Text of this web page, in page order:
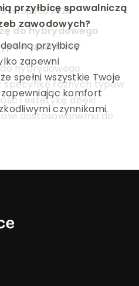
3 listopada 2023
par może ocalić
i porady
dla par może
i umocnienia Twojego
technikach i
Ci zrozumieć i
przyłbicę spawalniczą
zawodowych?
przyłbicę
zapewni
spełni wszystkie Twoje
komfort
czynnikami.
9 listopada 2024
do hybrydowego
paznokci?
hybrydowego
specyfikę różnych typów
i estetykę dzięki
dostosowanemu do